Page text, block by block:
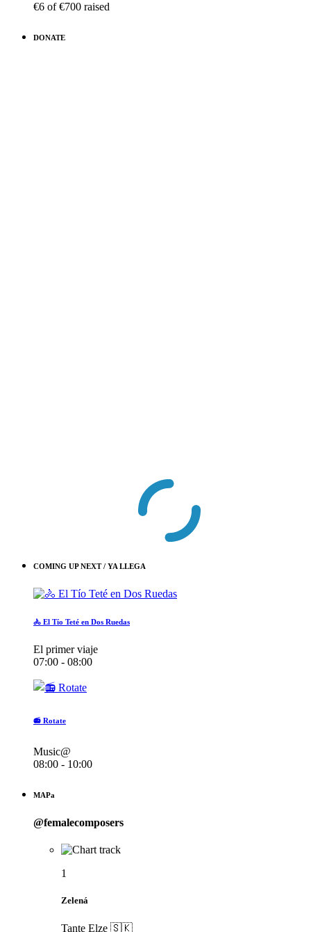
€6 of€700 raised
DONATE
COMING UP NEXT / YA LLEGA
🚴 El Tío Teté en Dos Ruedas
El primer viaje
07:00 - 08:00
📻 Rotate
Music@
08:00 - 10:00
MAPa
@femalecomposers
1
Zelená
Tante Elze 🇸🇰